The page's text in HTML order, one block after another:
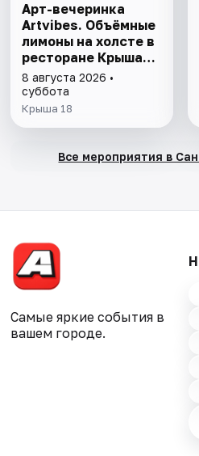
Арт-вечеринка
Artvibes. Объёмные
лимоны на холсте в
ресторане Крыша
18
8 августа 2026 •
суббота
Крыша 18
Все мероприятия в
Самые яркие события в
вашем городе.